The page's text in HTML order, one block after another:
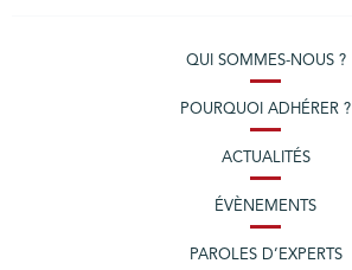
QUI SOMMES-NOUS ?
POURQUOI ADHÉRER ?
ACTUALITÉS
ÉVÈNEMENTS
PAROLES D’EXPERTS